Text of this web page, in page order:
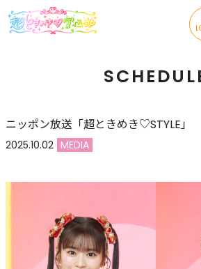
ニッポン放送「超ときめき♡STYLE」
2025.10.02 MEDIA